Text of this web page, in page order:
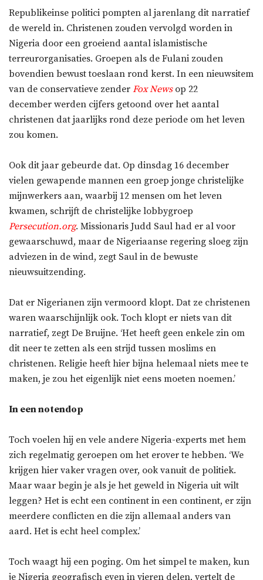
Republikeinse politici pompten al jarenlang dit narratief
de wereld in. Christenen zouden vervolgd worden in
Nigeria door een groeiend aantal islamistische
terreurorganisaties. Groepen als de Fulani zouden
bovendien bewust toeslaan rond kerst. In een nieuwsitem
van de conservatieve zender Fox Newsop 22
december werden cijfers getoond over het aantal
christenen dat jaarlijks rond deze periode om het leven
zou komen.
Ook dit jaar gebeurde dat. Op dinsdag 16 december
vielen gewapende mannen een groep jonge christelijke
mijnwerkers aan, waarbij 12 mensen om het leven
kwamen, schrijft de christelijke lobbygroep
Persecution.org. Missionaris Judd Saul had er al voor
gewaarschuwd, maar de Nigeriaanse regering sloeg zijn
adviezen in de wind, zegt Saul in de bewuste
nieuwsuitzending.
Dat er Nigerianen zijn vermoord klopt. Dat ze christenen
waren waarschijnlijk ook. Toch klopt er niets van dit
narratief, zegt De Bruijne. ‘Het heeft geen enkele zin om
dit neer te zetten als een strijd tussen moslims en
christenen. Religie heeft hier bijna helemaal niets mee te
maken, je zou het eigenlijk niet eens moeten noemen.’
In een notendop
Toch voelen hij en vele andere Nigeria-experts met hem
zich regelmatig geroepen om het erover te hebben. ‘We
krijgen hier vaker vragen over, ook vanuit de politiek.
Maar waar begin je als je het geweld in Nigeria uit wilt
leggen? Het is echt een continent in een continent, er zijn
meerdere conflicten en die zijn allemaal anders van
aard. Het is echt heel complex.’
Toch waagt hij een poging. Om het simpel te maken, kun
je Nigeria geografisch even in vieren delen, vertelt de